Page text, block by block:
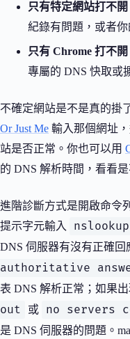
只有特定網站打不開
紀錄有問題，或者你
只有 Chrome 打不
專屬的 DNS 快取或
不確定網站是不是真的掛
Or Just Me 輸入那個網址
站是否正常。你也可以用
的 DNS 解析時間，看看
進階診斷方式是開啟命令
提示字元輸入
DNS 伺服器有沒有正確回
authoritative
表 DNS 解析正常；如果
out
或 no servers
是 DNS 伺服器的問題。